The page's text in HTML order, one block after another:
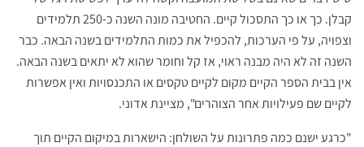
קבלן. כך או כך התסכול קיים. החטיבה מונה השנה כ-250 תלמידים
וצפויה, על פי הערכות, להכפיל את כמות התלמידים בשנה הבאה. כבר
השנה זה לא היה מבנה ראוי, אז קל וחומר שהוא לא יתאים בשנה הבאה.
אין בבית הספר הקיים מקום לקיים טקסים או התכנסויות ואין אפשרות
לקיים שם פעילויות אחר הצוהרים", מציינת אדוני.
"כרגע ישנם כמה פתרונות על השולחן: הישארות במיקום הקיים תוך